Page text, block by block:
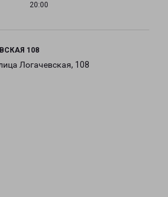
20:00
108
Логачевская, 108